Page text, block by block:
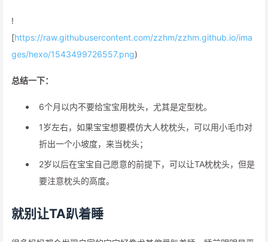
!
[https://raw.githubusercontent.com/zzhm/zzhm.github.io/ima
ges/hexo/1543499726557.png)
总结一下：
6个月以内不要给宝宝用枕头，尤其是定型枕。
1岁左右，如果宝宝想要模仿大人枕枕头，可以用小毛巾对
折出一个小坡度，来当枕头；
2岁以后在宝宝自己愿意的前提下，可以让TA枕枕头，但是
要注意枕头的高度。
就别让TA趴着睡